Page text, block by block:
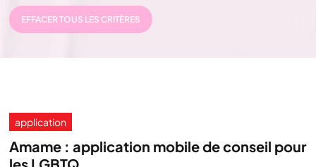
EFFACER TOUS LES CRITÈRES
application
Amame : application mobile de conseil pour